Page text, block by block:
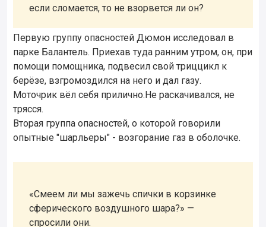
если сломается, то не взорвется ли он?
Первую группу опасностей Дюмон исследовал в
парке Балантель. Приехав туда ранним утром, он, при
помощи помощника, подвесил свой триццикл к
берёзе, взгромоздился на него и дал газу.
Моточрик вёл себя прилично.Не раскачивался, не
трясся.
Вторая группа опасностей, о которой говорили
опытные "шарльеры" - возгорание газ в оболочке.
«Смеем ли мы зажечь спички в корзинке
сферического воздушного шара?» —
спросили они.